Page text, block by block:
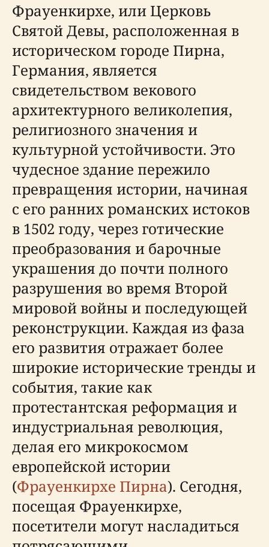
Фрауенкирхе, или Церковь
Святой Девы, расположенная в
историческом городе Пирна,
Германия, является
свидетельством векового
архитектурного великолепия,
религиозного значения и
культурной устойчивости. Это
чудесное здание пережило
превращения истории, начиная
с его ранних романских истоков
в 1502 году, через готические
преобразования и барочные
украшения до почти полного
разрушения во время Второй
мировой войны и последующей
реконструкции. Каждая из фаза
его развития отражает более
широкие исторические тренды и
события, такие как
протестантская реформация и
индустриальная революция,
делая его микрокосмом
европейской истории
(Фрауенкирхе Пирна). Сегодня,
посещая Фрауенкирхе,
посетители могут насладиться